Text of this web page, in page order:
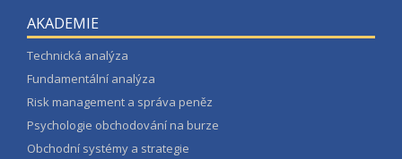
AKADEMIE
Technická analýza
Fundamentální analýza
Risk management a správa peněz
Psychologie obchodování na burze
Obchodní systémy a strategie